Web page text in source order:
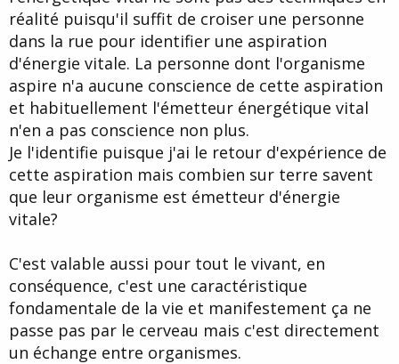
réalité puisqu'il suffit de croiser une personne
dans la rue pour identifier une aspiration
d'énergie vitale. La personne dont l'organisme
aspire n'a aucune conscience de cette aspiration
et habituellement l'émetteur énergétique vital
n'en a pas conscience non plus.
Je l'identifie puisque j'ai le retour d'expérience de
cette aspiration mais combien sur terre savent
que leur organisme est émetteur d'énergie
vitale?
C'est valable aussi pour tout le vivant, en
conséquence, c'est une caractéristique
fondamentale de la vie et manifestement ça ne
passe pas par le cerveau mais c'est directement
un échange entre organismes.